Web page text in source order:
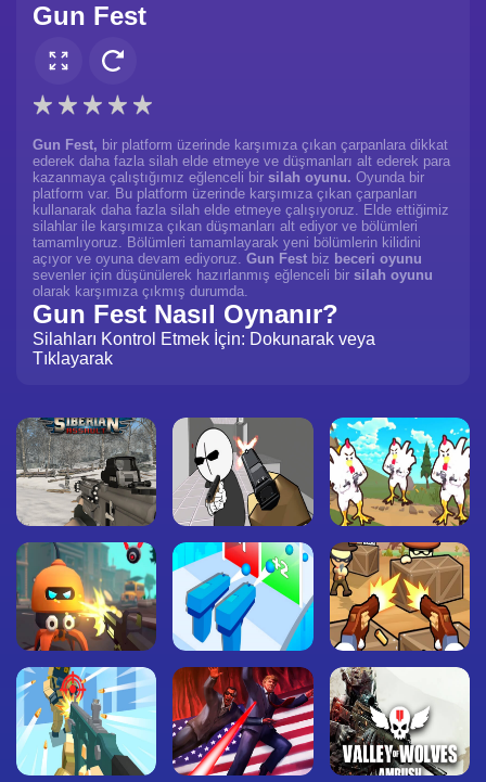
Gun Fest
Gun Fest, bir platform üzerinde karşımıza çıkan çarpanlara dikkat
ederek daha fazla silah elde etmeye ve düşmanları alt ederek para
kazanmaya çalıştığımız eğlenceli bir silah oyunu. Oyunda bir
platform var. Bu platform üzerinde karşımıza çıkan çarpanları
kullanarak daha fazla silah elde etmeye çalışıyoruz. Elde ettiğimiz
silahlar ile karşımıza çıkan düşmanları alt ediyor ve bölümleri
tamamlıyoruz. Bölümleri tamamlayarak yeni bölümlerin kilidini
açıyor ve oyuna devam ediyoruz. Gun Fest biz beceri oyunu
sevenler için düşünülerek hazırlanmış eğlenceli bir silah oyunu
olarak karşımıza çıkmış durumda.
Gun Fest Nasıl Oynanır?
Silahları Kontrol Etmek İçin: Dokunarak veya
Tıklayarak